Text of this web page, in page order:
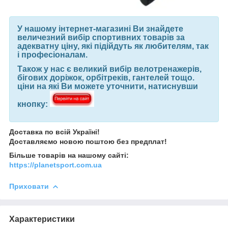
У нашому інтернет-магазині Ви знайдете
величезний вибір спортивних товарів за
адекватну ціну, які підійдуть як любителям, так
і професіоналам.
Також у нас є великий вибір велотренажерів,
бігових доріжок, орбітреків, гантелей тощо.
ціни на які Ви можете уточнити, натиснувши
кнопку:
Доставка по всій Україні!
Доставляємо новою поштою без предплат!
Більше товарів на нашому сайті:
https://planetsport.com.ua
Приховати
Характеристики